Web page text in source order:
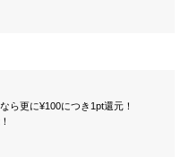
ら更に¥100につき1pt還元！